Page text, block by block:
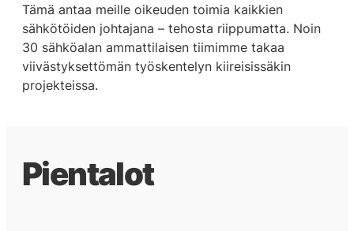
Tämä antaa meille oikeuden toimia kaikkien
sähkötöiden johtajana – tehosta riippumatta. Noin
30 sähköalan ammattilaisen tiimimme takaa
viivästyksettömän työskentelyn kiireisissäkin
projekteissa.
Pientalot